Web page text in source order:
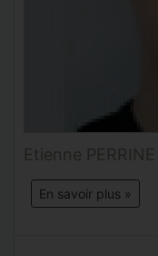
Etienne PERRINE
En savoir plus »